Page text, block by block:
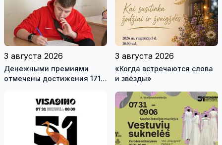
антитеррористические
учения «Baltic Shadow»
3 августа 2026
Денежными премиями
отмечены достижения 171
трех педагогов
3 августа 2026
«Когда встречаются слова
и звёзды»